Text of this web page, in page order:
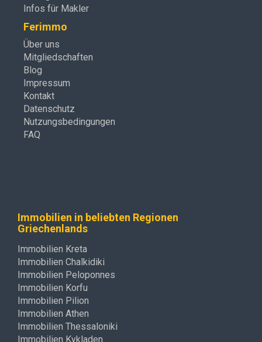
Infos für Makler
Ferimmo
Über uns
Mitgliedschaften
Blog
Impressum
Kontakt
Datenschutz
Nutzungsbedingungen
FAQ
Immobilien in beliebten Regionen
Griechenlands
Immobilien Kreta
Immobilien Chalkidiki
Immobilien Peloponnes
Immobilien Korfu
Immobilien Pilion
Immobilien Athen
Immobilien Thessaloniki
Immobilien Kykladen